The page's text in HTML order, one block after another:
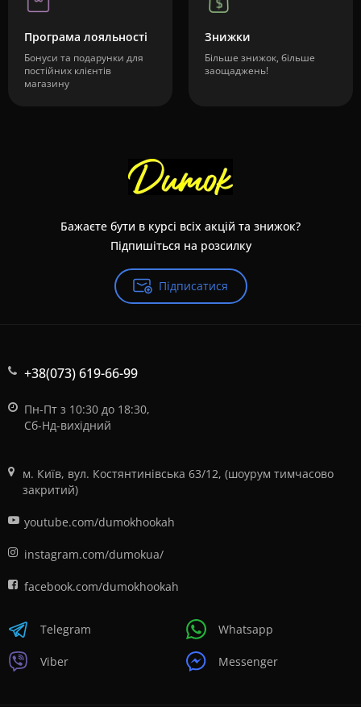
Програма лояльності
Бонуси та подарунки для
постійних клієнтів
магазину
Знижки
Більше знижок, більше
заощаджень!
Бажаєте бути в курсі всіх акцій та знижок?
Підпишіться на розсилку
Підписатися
+38(073) 619-66-99
Пн-Пт з 10:30 до 18:30,
Сб-Нд-вихідний
м. Київ, вул. Костянтинівська 63/12, (шоурум тимчасово
закритий)
youtube.com/dumokhookah
instagram.com/dumokua/
facebook.com/dumokhookah
Telegram
Viber
Whatsapp
Messenger